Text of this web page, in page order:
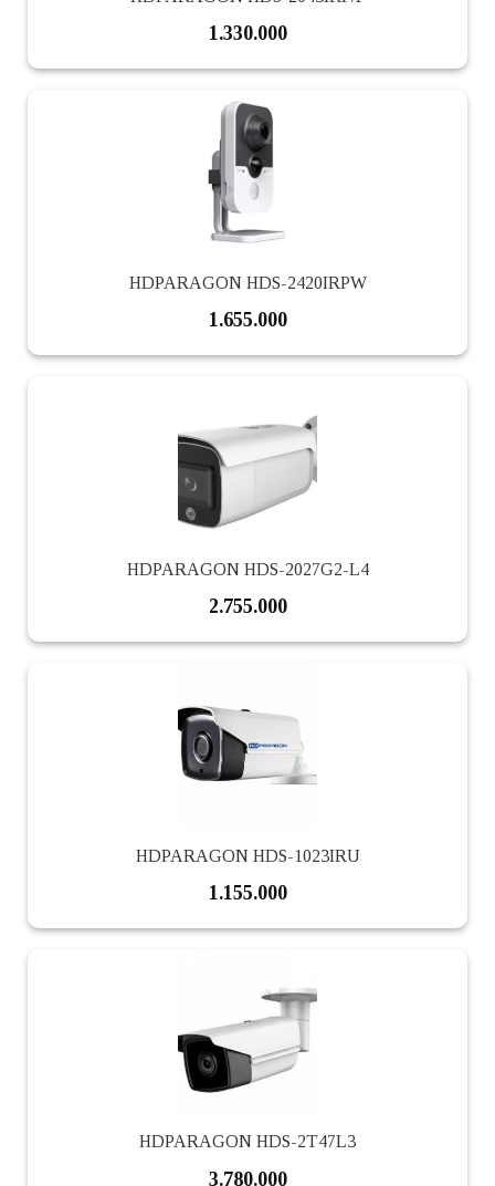
1.330.000
HDPARAGON HDS-2420IRPW
1.655.000
HDPARAGON HDS-2027G2-L4
2.755.000
HDPARAGON HDS-1023IRU
1.155.000
HDPARAGON HDS-2T47L3
3.780.000